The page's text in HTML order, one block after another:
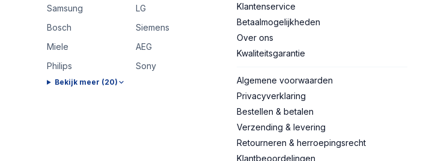
Samsung
LG
Bosch
Siemens
Miele
AEG
Philips
Sony
Bekijk meer (20)
Klantenservice
Betaalmogelijkheden
Over ons
Kwaliteitsgarantie
Algemene voorwaarden
Privacyverklaring
Bestellen & betalen
Verzending & levering
Retourneren & herroepingsrecht
Klantbeoordelingen